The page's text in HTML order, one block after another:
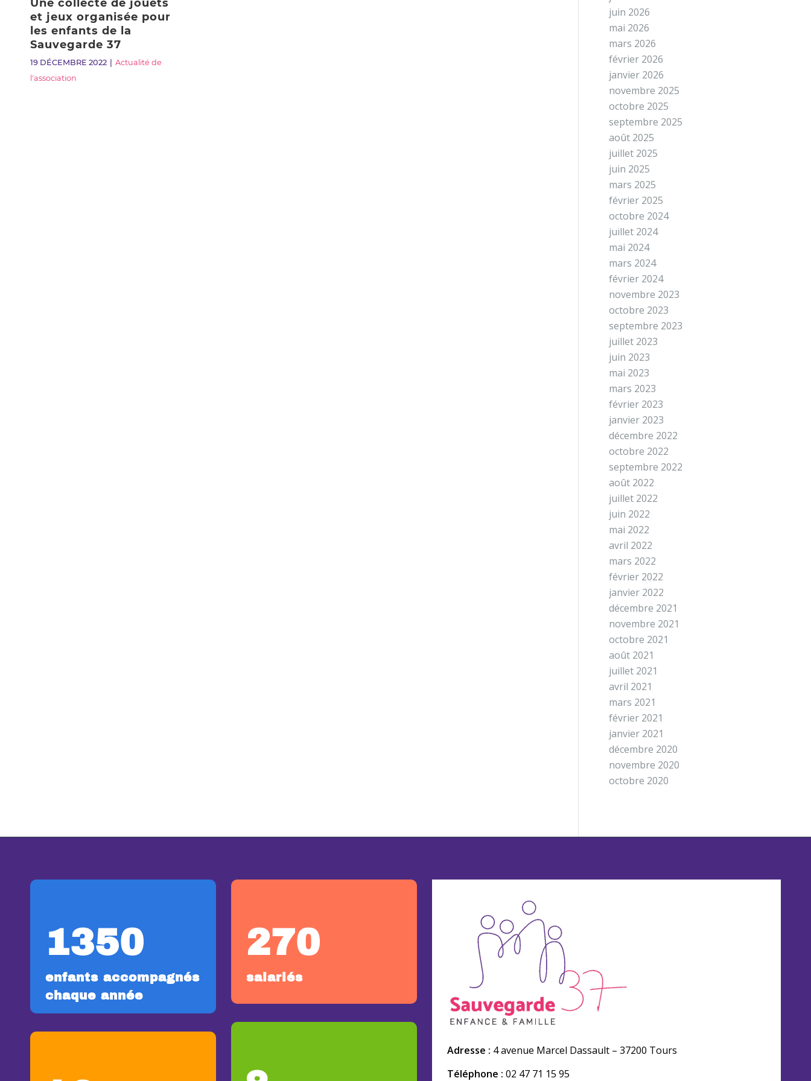
Une collecte de jouets
et jeux organisée pour
les enfants de la
Sauvegarde 37
19 DÉCEMBRE 2022
Actualité de
l'association
juin 2026
mai 2026
mars 2026
février 2026
janvier 2026
novembre 2025
octobre 2025
septembre 2025
août 2025
juillet 2025
juin 2025
mars 2025
février 2025
octobre 2024
juillet 2024
mai 2024
mars 2024
février 2024
novembre 2023
octobre 2023
septembre 2023
juillet 2023
juin 2023
mai 2023
mars 2023
février 2023
janvier 2023
décembre 2022
octobre 2022
septembre 2022
août 2022
juillet 2022
juin 2022
mai 2022
avril 2022
mars 2022
février 2022
janvier 2022
décembre 2021
novembre 2021
octobre 2021
août 2021
juillet 2021
avril 2021
mars 2021
février 2021
janvier 2021
décembre 2020
novembre 2020
octobre 2020
1350
enfants accompagnés
chaque année
270
salariés
Adresse : 4 avenue Marcel Dassault – 37200 Tours
Téléphone : 02 47 71 15 95